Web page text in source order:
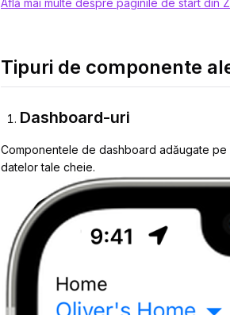
Află mai multe despre paginile de start din
Tipuri de componente
Dashboard-uri
Componentele de dashboard adăugate
datelor tale cheie.